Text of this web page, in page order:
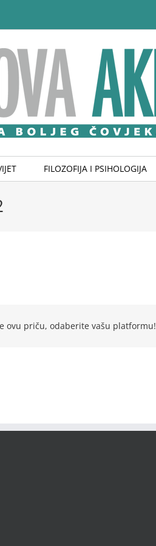
FILOZOFIJA I PSIHOLOGIJA
ovu priču, odaberite vašu platformu!